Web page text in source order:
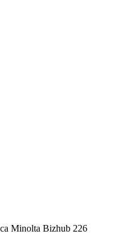
Minolta Bizhub 226